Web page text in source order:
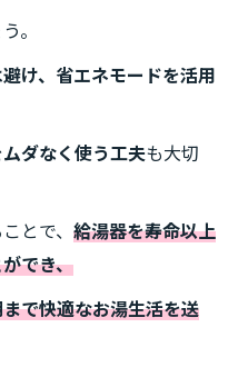
。
け、省エネモードを活用
ダなく使う工夫も大切
とで、 給湯器を寿命以上
でき、
で快適なお湯生活を送